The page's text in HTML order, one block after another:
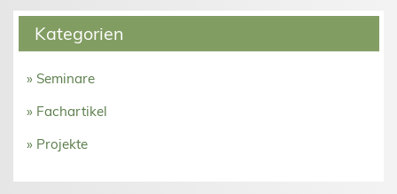
Kategorien
» Seminare
» Fachartikel
» Projekte